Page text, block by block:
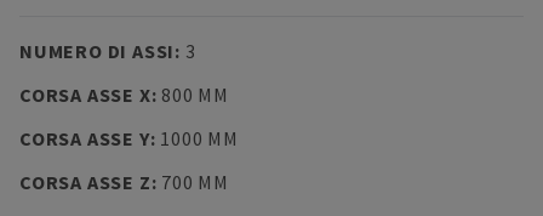
NUMERO DI ASSI: 3
CORSA ASSE X: 800 MM
CORSA ASSE Y: 1000 MM
CORSA ASSE Z: 700 MM